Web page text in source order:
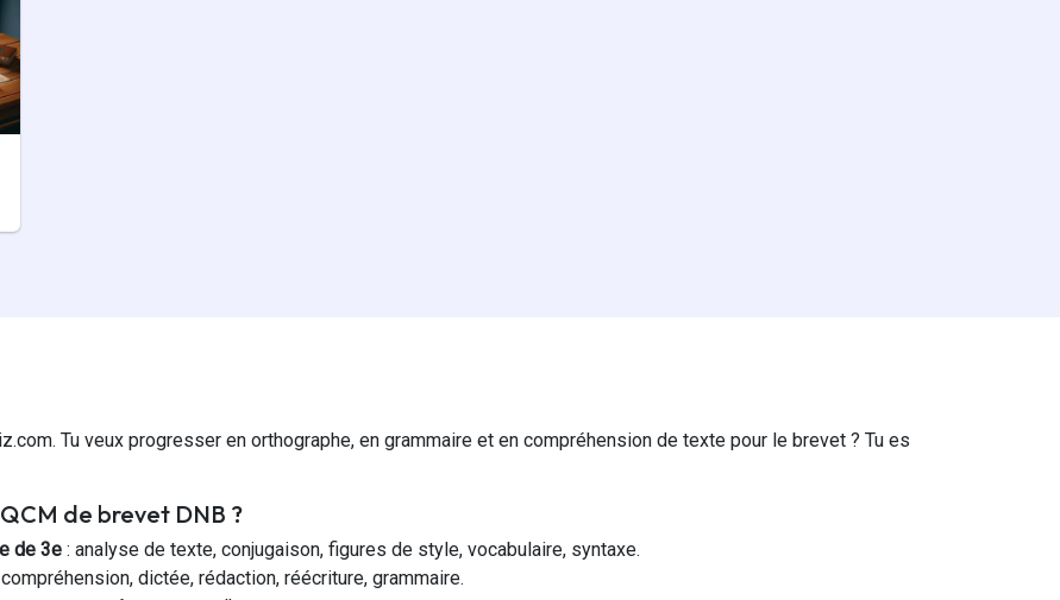
Tu veux progresser en orthographe, en grammaire et en compréhension de texte pour le brevet ? Tu es
de brevet DNB ?
de 3e : analyse de texte, conjugaison, figures de style, vocabulaire, syntaxe.
dictée, rédaction, réécriture, grammaire.